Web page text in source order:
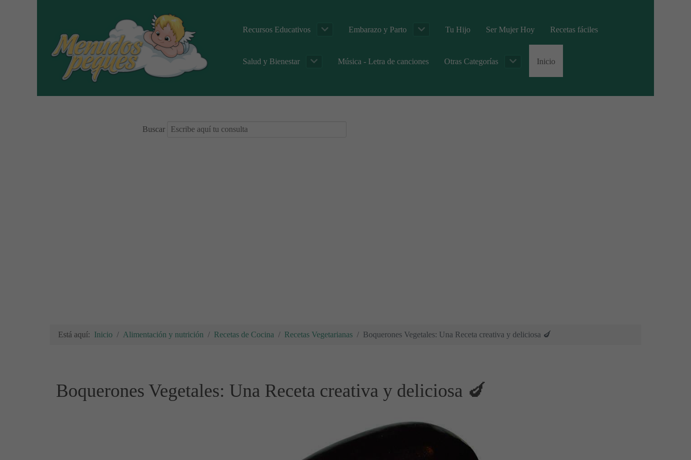
Recursos Educativos Embarazo y Parto Tu Hijo Ser Mujer Hoy Recetas fáciles
Salud y Bienestar Música - Letra de canciones Otras Categorías Inicio
Buscar
Está aquí: Inicio Alimentación y nutrición Recetas de Cocina Recetas Vegetarianas Boquerones Vegetales: Una Receta creativa y deliciosa 🍆
Boquerones Vegetales: Una Receta creativa y deliciosa 🍆